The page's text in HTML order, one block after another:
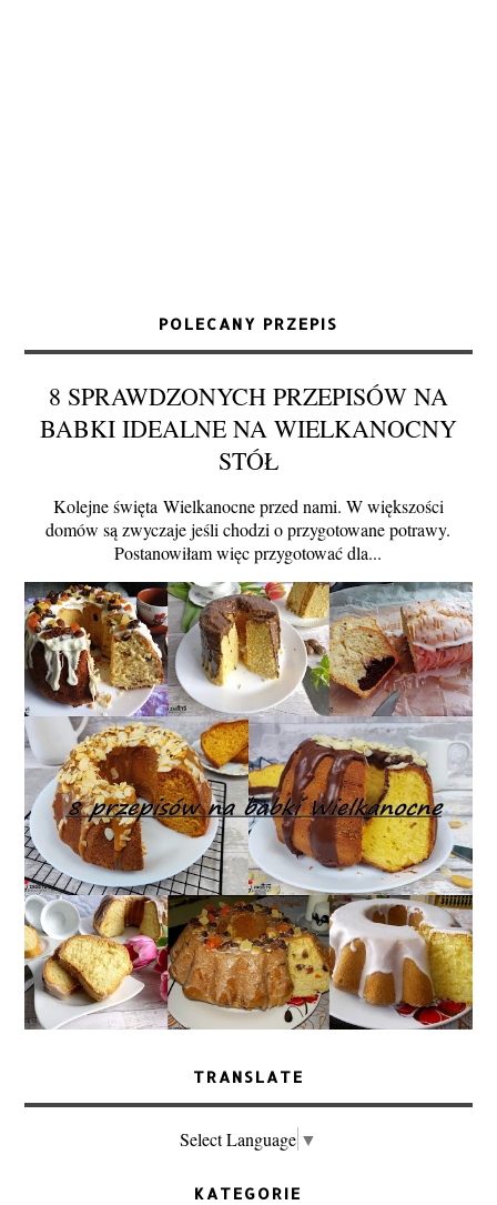
POLECANY PRZEPIS
8 SPRAWDZONYCH PRZEPISÓW NA
BABKI IDEALNE NA WIELKANOCNY
STÓŁ
Kolejne święta Wielkanocne przed nami. W większości
domów są zwyczaje jeśli chodzi o przygotowane potrawy.
Postanowiłam więc przygotować dla...
TRANSLATE
Select Language ▼
KATEGORIE